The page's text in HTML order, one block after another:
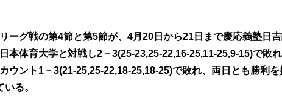
ーグ戦の第4節と第5節が、4月20日から21日まで慶応義塾日吉
本体育大学と対戦し2－3(25-23,25-22,16-25,11-25,9-15)で敗
ウント1－3(21-25,25-22,18-25,18-25)で敗れ、両日とも勝利
る。